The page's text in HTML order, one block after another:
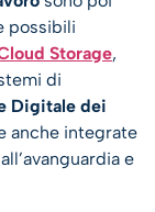
possibili
Storage,
di
Digitale dei
anche integrate
e